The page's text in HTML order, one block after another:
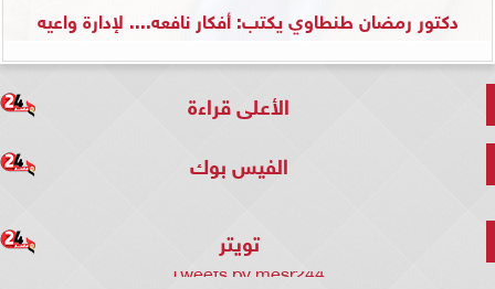
دكتور رمضان طنطاوي يكتب: أفكار نافعه.... لإدارة واعيه
الأعلى قراءة
الفيس بوك
تويتر
Tweets by mesr244